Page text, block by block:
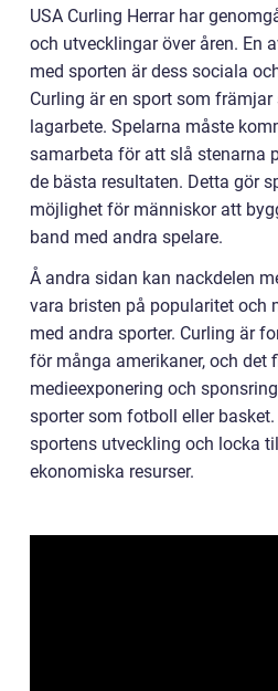
USA Curling Herrar har
och utvecklingar över åren. En
med sporten är dess sociala
Curling är en sport som främjar
lagarbete. Spelarna måste
samarbeta för att slå stenarna
de bästa resultaten. Detta gör
möjlighet för människor att
band med andra spelare.
Å andra sidan kan nackdelen
vara bristen på popularitet och
med andra sporter. Curling är
för många amerikaner, och det
medieexponering och
sporter som fotboll eller
sportens utveckling och locka
ekonomiska resurser.